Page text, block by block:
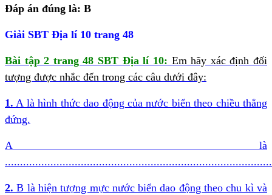
Đáp án đúng là: B
Giải SBT Địa lí 10 trang 48
Bài tập 2 trang 48 SBT Địa lí 10: Em hãy xác định đối
tượng được nhắc đến trong các câu dưới đây:
1. A là hình thức dao động của nước biển theo chiều thẳng
đứng.
A là
2. B là hiện tượng mực nước biển dao động theo chu kì và